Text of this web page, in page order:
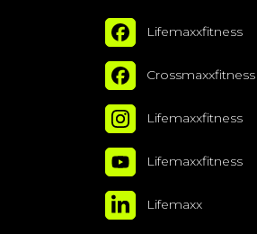
Lifemaxxfitness
Crossmaxxfitness
Lifemaxxfitness
Lifemaxxfitness
Lifemaxx